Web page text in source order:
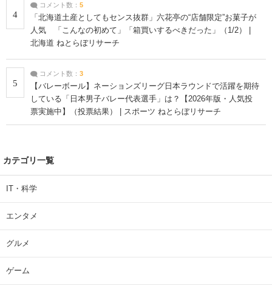
4
コメント数： 5
「北海道土産としてもセンス抜群」六花亭の“店舗限定”お菓子が
人気 「こんなの初めて」「箱買いするべきだった」（1/2） |
北海道 ねとらぼリサーチ
5
コメント数： 3
【バレーボール】ネーションズリーグ日本ラウンドで活躍を期待
している「日本男子バレー代表選手」は？【2026年版・人気投
票実施中】（投票結果） | スポーツ ねとらぼリサーチ
カテゴリ一覧
IT・科学
エンタメ
グルメ
ゲーム